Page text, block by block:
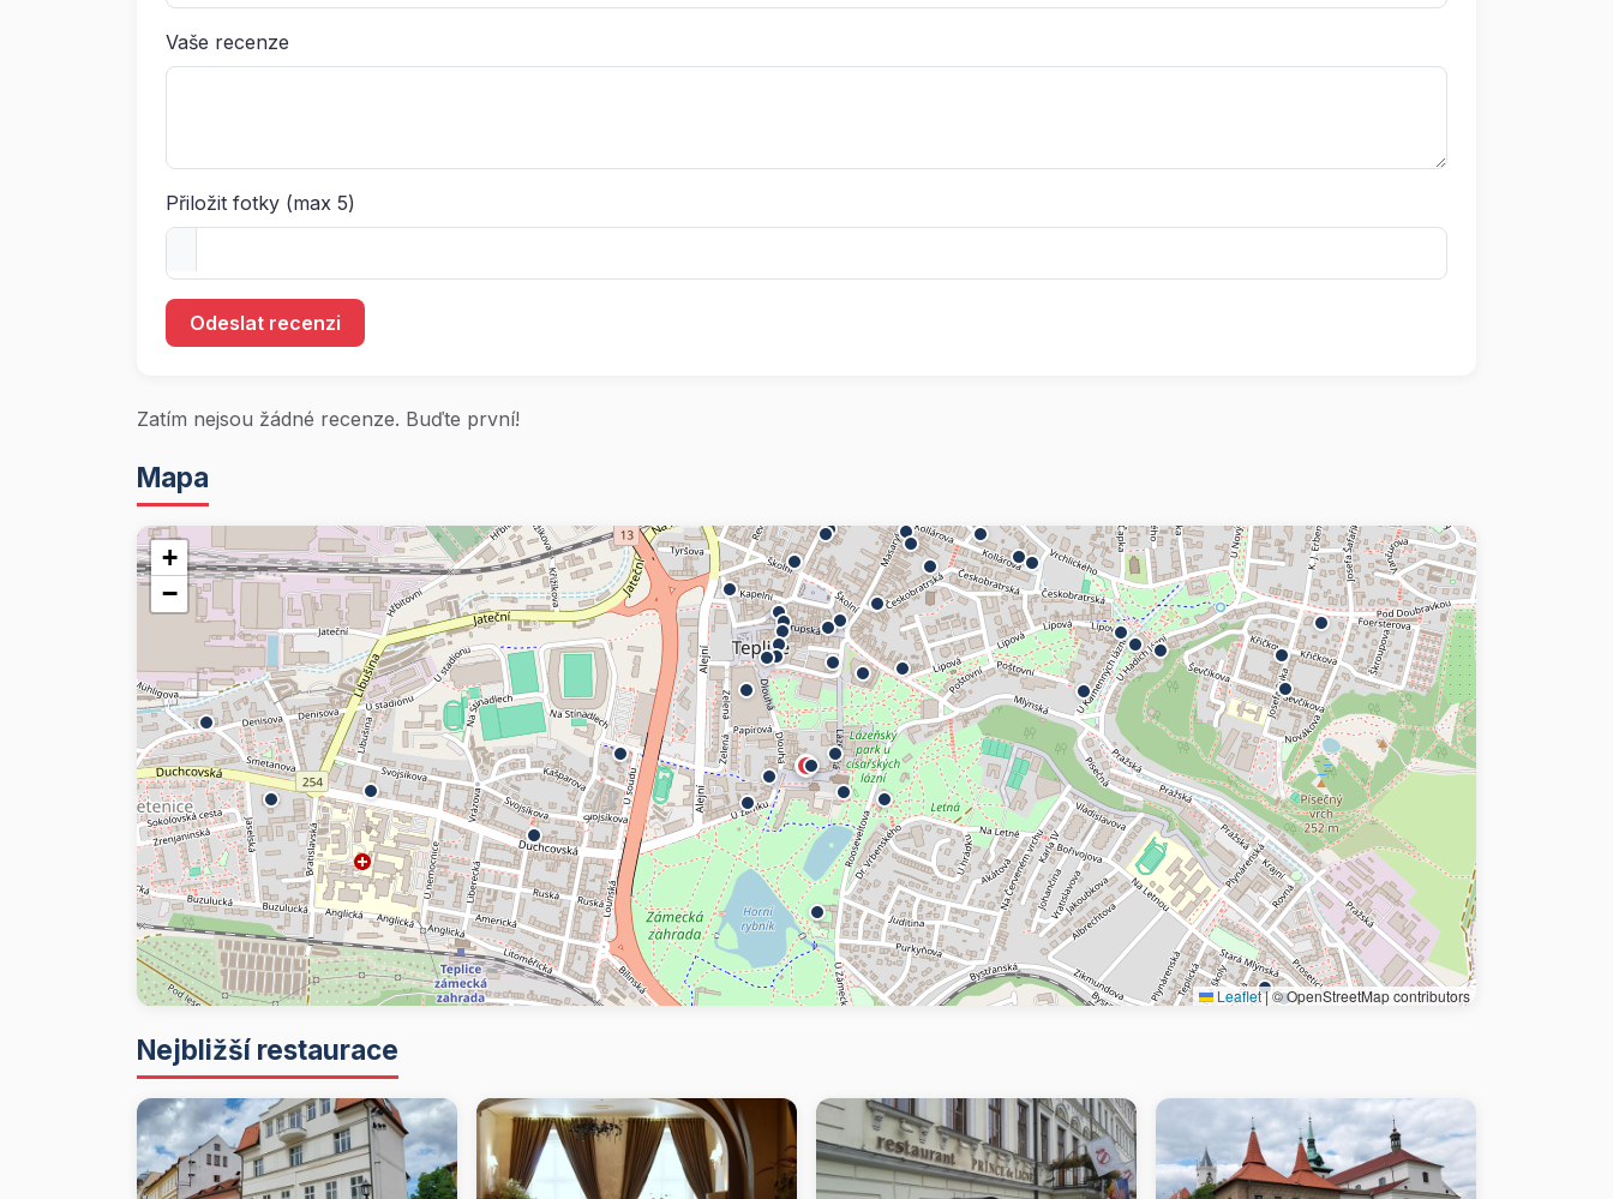
Vaše recenze
Přiložit fotky (max 5)
Odeslat recenzi
Zatím nejsou žádné recenze. Buďte první!
Mapa
+
−
Leaflet|© OpenStreetMap contributors
Nejbližší restaurace